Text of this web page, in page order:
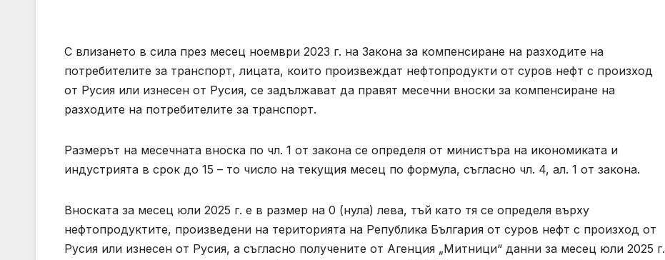
С влизането в сила през месец ноември 2023 г. на Закона за компенсиране на разходите на
потребителите за транспорт, лицата, които произвеждат нефтопродукти от суров нефт с произход
от Русия или изнесен от Русия, се задължават да правят месечни вноски за компенсиране на
разходите на потребителите за транспорт.
Размерът на месечната вноска по чл. 1 от закона се определя от министъра на икономиката и
индустрията в срок до 15 – то число на текущия месец по формула, съгласно чл. 4, ал. 1 от закона.
Вноската за месец юли 2025 г. е в размер на 0 (нула) лева, тъй като тя се определя върху
нефтопродуктите, произведени на територията на Република България от суров нефт с произход от
Русия или изнесен от Русия, а съгласно получените от Агенция „Митници“ данни за месец юли 2025 г.